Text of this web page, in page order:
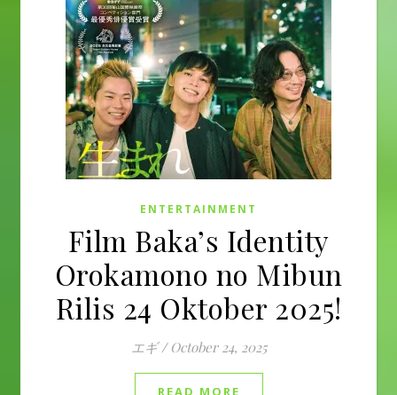
ENTERTAINMENT
Film Baka’s Identity
Orokamono no Mibun
Rilis 24 Oktober 2025!
エギ / October 24, 2025
READ MORE